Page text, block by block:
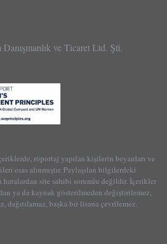
ve Ticaret Ltd. Şti.
röportaj yapılan kişilerin beyanları ve
esas alınmıştır. Paylaşılan bilgilerdeki
hatalardan site sahibi sorumlu değildir. İçerikler
ya da kaynak gösterilmeden değiştirilemez,
dağıtılamaz, başka bir lisana çevrilemez.